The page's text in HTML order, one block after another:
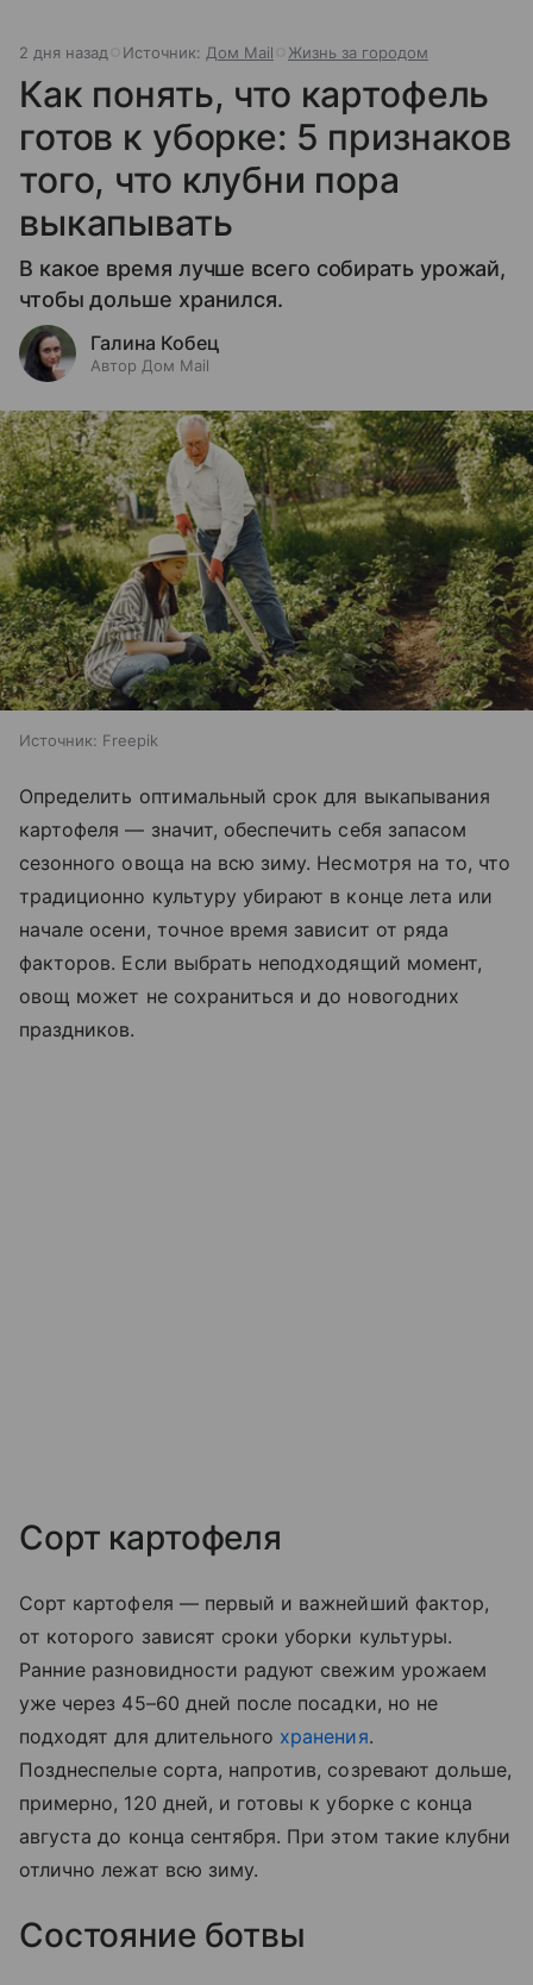
2 дня назад Источник: Дом Mail Жизнь за городом
Как понять, что картофель
готов к уборке: 5 признаков
того, что клубни пора
выкапывать
В какое время лучше всего собирать урожай,
чтобы дольше хранился.
Галина Кобец
Автор Дом Mail
Источник: Freepik
Определить оптимальный срок для выкапывания
картофеля — значит, обеспечить себя запасом
сезонного овоща на всю зиму. Несмотря на то, что
традиционно культуру убирают в конце лета или
начале осени, точное время зависит от ряда
факторов. Если выбрать неподходящий момент,
овощ может не сохраниться и до новогодних
праздников.
Сорт картофеля
Сорт картофеля — первый и важнейший фактор,
от которого зависят сроки уборки культуры.
Ранние разновидности радуют свежим урожаем
уже через 45–60 дней после посадки, но не
подходят для длительного хранения.
Позднеспелые сорта, напротив, созревают дольше,
примерно, 120 дней, и готовы к уборке с конца
августа до конца сентября. При этом такие клубни
отлично лежат всю зиму.
Состояние ботвы